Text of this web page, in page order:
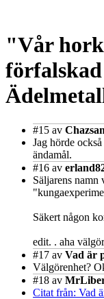
"Vår
#15 av Chazsan
Jag hörde
ändamål.
#16 av
Säljarens namn
Säkert någon
edit. . aha
#17 av Vad är
Välgörenhet?
#18 av
Citat från: Vad